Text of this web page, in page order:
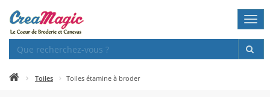
Toiles Toiles étamine à broder